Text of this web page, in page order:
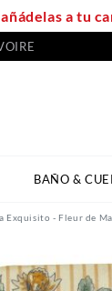
a tu
BAÑO &
Exquisito - Fleur de